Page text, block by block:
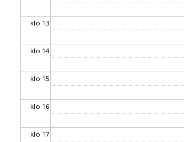
klo 13
klo 14
klo 15
klo 16
klo 17